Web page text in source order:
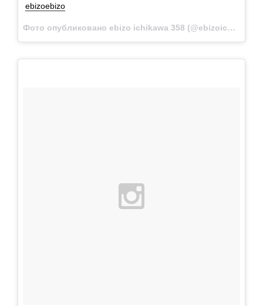
ebizoebizo
Фото опубликовано ebizo ichikawa 358 (@ebizoichikawa.ebizoichikawa)